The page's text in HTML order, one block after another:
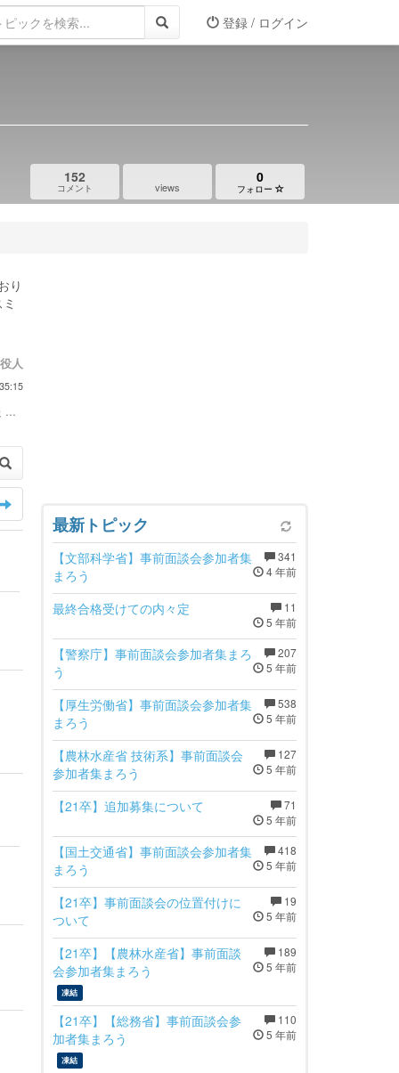
登録 / ログイン
152
コメント views
0
フォロー
り
人
...
最新トピック
341
4 年前
【文部科学省】事前面談会参加者集
まろう
11
5 年前
最終合格受けての内々定
207
5 年前
【警察庁】事前面談会参加者集まろ
う
538
5 年前
【厚生労働省】事前面談会参加者集
まろう
127
5 年前
【農林水産省 技術系】事前面談会
参加者集まろう
71
5 年前
【21卒】追加募集について
418
5 年前
【国土交通省】事前面談会参加者集
まろう
19
5 年前
【21卒】事前面談会の位置付けに
ついて
189
5 年前
【21卒】【農林水産省】事前面談
会参加者集まろう
凍結
110
5 年前
【21卒】【総務省】事前面談会参
加者集まろう
凍結